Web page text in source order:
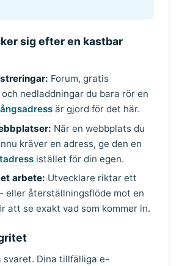
sig efter en kastbar
Forum, gratis
nedladdningar du bara rör en
är gjord för det här.
När en webbplats du
kräver en adress, ge den en
istället för din egen.
arbete: Utvecklare riktar ett
eller återställningsflöde mot en
att se exakt vad som kommer in.
svaret. Dina tillfälliga e-